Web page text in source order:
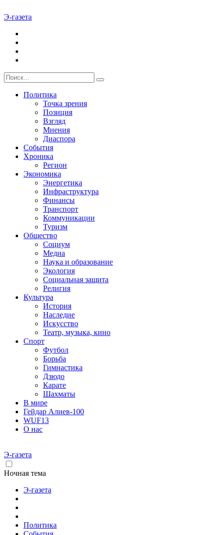
Э-газета
Политика
Точка зрения
Позиция
Взгляд
Мнения
Диаспора
События
Хроника
Регион
Экономика
Энергетика
Инфраструктура
Финансы
Транспорт
Коммуникации
Туризм
Общество
Социум
Медиа
Наука и образование
Экология
Социальная защита
Религия
Культура
История
Наследие
Искусство
Театр, музыка, кино
Спорт
Футбол
Борьба
Гимнастика
Дзюдо
Карате
Шахматы
В мире
Гейдар Алиев-100
WUF13
О нас
Э-газета
Ночная тема
Э-газета
Политика